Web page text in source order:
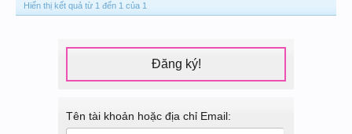
Hiển thị kết quả từ 1 đến 1 của 1
Đăng ký!
Tên tài khoản hoặc địa chỉ Email: